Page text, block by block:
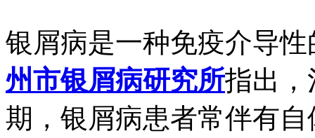
银屑病是一种免疫介导
州市银屑病研究所指出，
期，银屑病患者常伴有